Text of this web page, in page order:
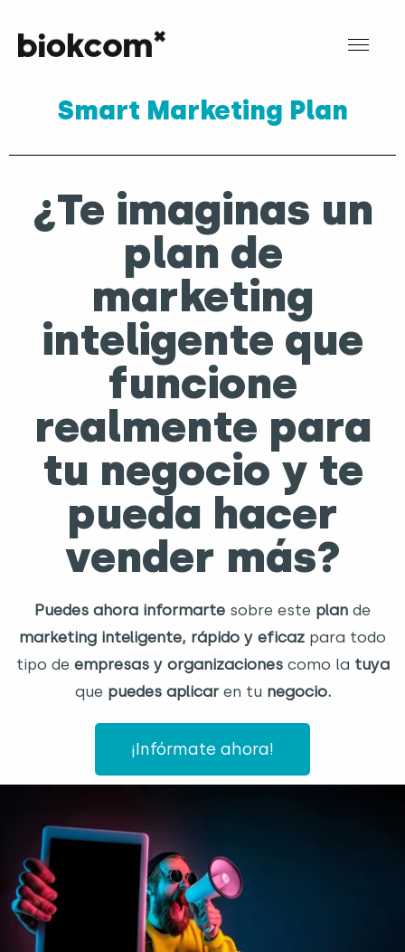
Smart Marketing Plan
¿Te imaginas un
plan de
marketing
inteligente que
funcione
realmente para
tu negocio y te
pueda hacer
vender más?
Puedes ahora informarte sobre este plan de
marketing inteligente, rápido y eficaz para todo
tipo de empresas y organizacionescomo la tuya
que puedes aplicaren tu negocio.
¡Infórmate ahora!